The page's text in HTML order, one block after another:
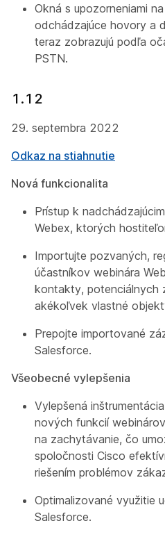
Okná s upozorneniami
odchádzajúce hovory a
teraz zobrazujú podľa
PSTN.
1.12
29. septembra 2022
Odkaz na stiahnutie
Nová funkcionalita
Prístup k
Webex, ktorých
Importujte pozvaných,
účastníkov webinára
kontakty, potenciálnych
akékoľvek vlastné
Prepojte importované
Salesforce.
Všeobecné vylepšenia
Vylepšená
nových funkcií
na zachytávanie, čo
spoločnosti Cisco
riešením problémov
Optimalizované využitie
Salesforce.